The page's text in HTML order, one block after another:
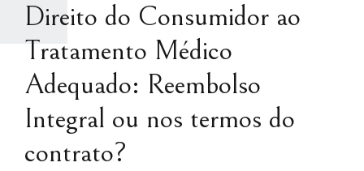
Direito do Consumidor ao
Tratamento Médico
Adequado: Reembolso
Integral ou nos termos do
contrato?